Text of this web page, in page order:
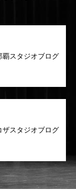
覇スタジオブログ
ザスタジオブログ